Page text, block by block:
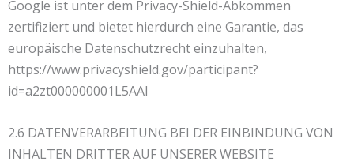
Google ist unter dem Privacy-Shield-Abkommen
zertifiziert und bietet hierdurch eine Garantie, das
europäische Datenschutzrecht einzuhalten,
https://www.privacyshield.gov/participant?
id=a2zt000000001L5AAI
2.6 DATENVERARBEITUNG BEI DER EINBINDUNG VON
INHALTEN DRITTER AUF UNSERER WEBSITE